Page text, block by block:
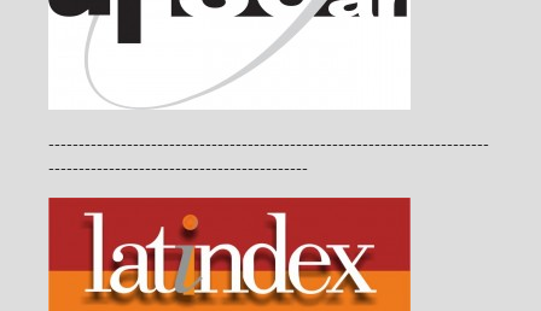
-------------------------------------------------------------------------
-------------------------------------------